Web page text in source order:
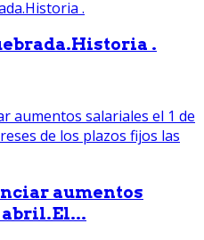
.
aumentos
abril.El...